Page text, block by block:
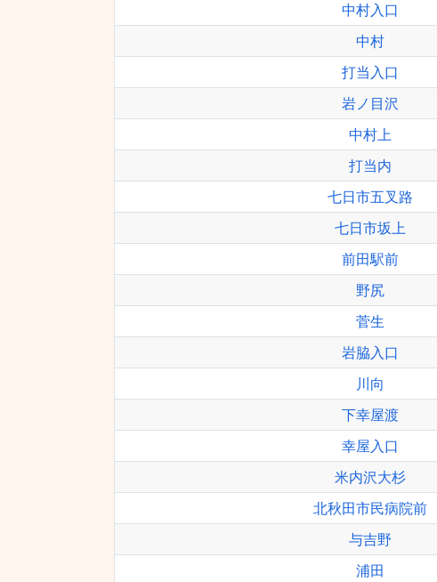
中村入口
中村
打当入口
岩ノ目沢
中村上
打当内
七日市五叉路
七日市坂上
前田駅前
野尻
菅生
岩脇入口
川向
下幸屋渡
幸屋入口
米内沢大杉
北秋田市民病院前
与吉野
浦田